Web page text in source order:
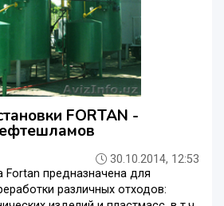
FORTAN -
30.10.2014, 12:53
Fortan предназначена для
различных отходов: